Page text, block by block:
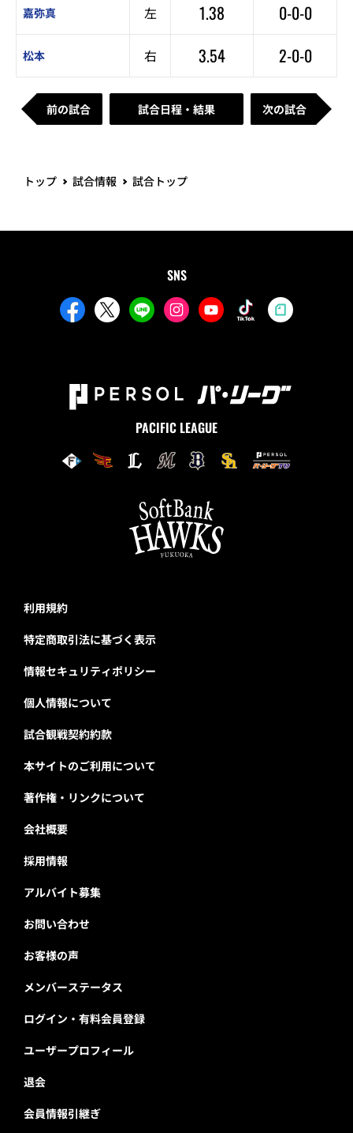
嘉弥真 左 1.38 0-0-0
松本 右 3.54 2-0-0
前の試合 試合日程・結果 次の試合
トップ 試合情報 試合トップ
SNS
PACIFIC LEAGUE
利用規約
特定商取引法に基づく表示
情報セキュリティポリシー
個人情報について
試合観戦契約約款
本サイトのご利用について
著作権・リンクについて
会社概要
採用情報
アルバイト募集
お問い合わせ
お客様の声
メンバーステータス
ログイン・有料会員登録
ユーザープロフィール
退会
会員情報引継ぎ